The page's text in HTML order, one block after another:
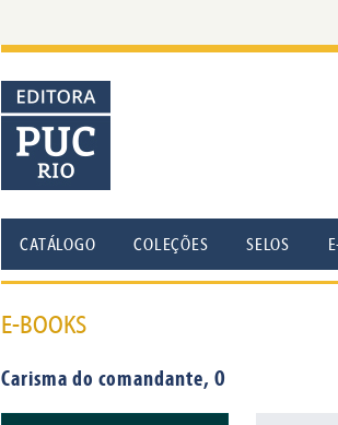
CATÁLOGO COLEÇÕES SELOS
E-BOOKS
Carisma do comandante, O